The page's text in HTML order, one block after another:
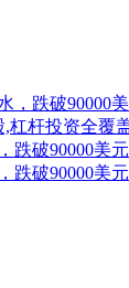
跌破90000美元
跌破90000美元